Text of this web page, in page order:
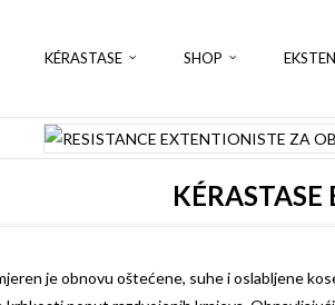
KÉRASTASE SHOP
je obnovu oštećene, suhe i oslabljene